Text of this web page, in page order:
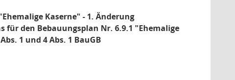
Kaserne" - 1. Änderung
für den Bebauungsplan Nr. 6.9.1 "Ehemalige
1 und 4 Abs. 1 BauGB